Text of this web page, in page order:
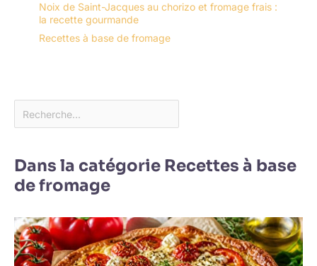
Noix de Saint-Jacques au chorizo et fromage frais :
la recette gourmande
Recettes à base de fromage
Dans la catégorie Recettes à base
de fromage